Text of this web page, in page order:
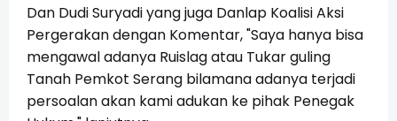
Dan Dudi Suryadi yang juga Danlap Koalisi Aksi
Pergerakan dengan Komentar, "Saya hanya bisa
mengawal adanya Ruislag atau Tukar guling
Tanah Pemkot Serang bilamana adanya terjadi
persoalan akan kami adukan ke pihak Penegak